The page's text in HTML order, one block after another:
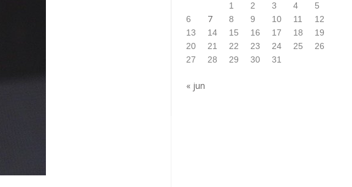
1
2 3 4
5
6
7 8 9 10 11
12
13
14 15 16 17 18
19
20
21 22 23 24 25
26
27
28 29 30 31
« jun